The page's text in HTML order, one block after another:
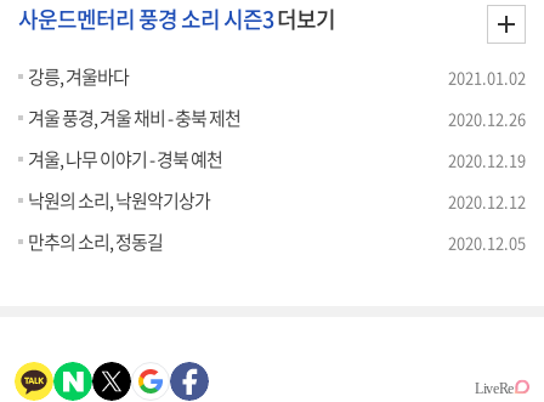
사운드멘터리 풍경 소리 시즌3더보기
강릉, 겨울바다 2021.01.02
겨울 풍경, 겨울 채비 - 충북 제천 2020.12.26
겨울, 나무 이야기 - 경북 예천 2020.12.19
낙원의 소리, 낙원악기상가 2020.12.12
만추의 소리, 정동길 2020.12.05